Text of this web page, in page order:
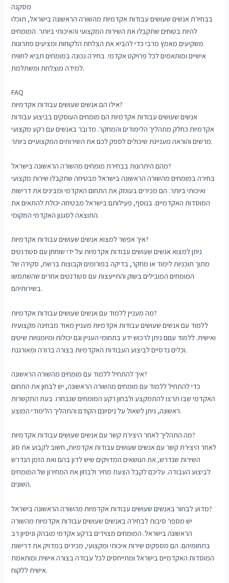
מסקנה
בבחירת אנשים שעושים עבודות אקדמיות מהשורה הראשונה בישראל, תוכלו
להיות בטוחים שתקבלו את השירות המקצועי והאיכותי ביותר. המומחים
משקיעים מאמץ מרבי כדי להביא את הצלחת הלקוחות ומציעים פתרונות
אישיים ומותאמים לכל פרויקט אקדמי. בחירה נכונה במומחים תביא לחווית
למידה מוצלחת ומשתלמת.
FAQ
אילו הם אנשים שעושים עבודות אקדמיות?
אנשים שעושים עבודות אקדמיות הם מומחים העוסקים בביצוע עבודות
אקדמיות כחלק מתהליך הלימודים והמחקר. מדובר באנשים עם רקע מקצועי
מרשים והוראה מעניינת שיכולים לספק לכם את השירותים המקצועיים ביותר.
מהם היתרונות בבחירת מומחים מהשורה הראשונה בישראל?
בחירה במומחים מהשורה הראשונה בישראל מבטיחה שתקבלו שירות מקצועי
ואיכותי ביותר. הם מכירים בעומק את התחום האקדמי ומבינים את דרישות
המוסדות האקדמיים. בנוסף, פעילותם בישראל מבטיחה יכולת להתאים את
התוצאה לסגנון האקדמי המקומי.
איך אפשר למצוא אנשים שעושים עבודות אקדמיות?
ניתן למצוא אנשים שעושים עבודות אקדמיות על ידי שוחחן עם סטודנטים
מתוך תוכניות לימוד או מחקר, בדיקה בפורומים וקבוצות ברשת, סקירה של
המומחים המובילים בשוק והתייעצות עם סטודנטים אחרים שהשתמשו
בשירותיהם.
מה מעניין ללמוד עם אנשים שעושים עבודות אקדמיות?
ללמוד עם אנשים שעושים עבודות אקדמיות מעניין מאוד מבחינה מקצועית
ואישית. ללמוד עםם ניתן לרכוש ידע בתחומי העניין וגם יכולות ומיומנויות שיטים
וכלים נדסיים לביצוע העבודות האקדמיות בצורה ברורה ומאורגנת.
איך להתחיל ללמוד עם מומחים מהשורה הראשונה?
כדי להתחיל ללמוד עם מומחים מהשורה הראשונה, יש לבחון את התחום
האקדמי שבו תרצו להתמקצע ולבחון רקע המומחים שנבחרו. בעת התקשרות
ראשונה, ניתן לשאול על ניסיונם הקודם והתהליך הלימודי המוצע.
מה התהליך לאחר היצירת קשר עם אנשים שעושים עבודות אקדמיות?
לאחר היצירת קשר עם אנשים שעושים עבודות אקדמיות, חשוב לקבוע את סוג
השירות שנדרש, את הנושאים המדויקים שיש לדון בהם ואת הזמן הנדרש
לביצוע העבודה. עליכם לקבל הצעת מחיר ולבחון את המחירון של המומחים
השונים.
מדוע לבחור באנשים שעושים עבודות אקדמיות מהשורה הראשונה בישראל?
יש מספר סיבות לבחירה באנשים שעושים עבודות אקדמיות מהשורה
הראשונה בישראל. המומחים מצוידים ברקע אקדמי מובהק וניסיון רב
בתחומיהם. הם מספקים שירות איכותי ומקצועי, מכירים במדויק את דרישות
המוסדות האקדמיים בישראל ומתייחסים לכל עבודה בצורה אישית ומותאמת
אישית ללקוח.